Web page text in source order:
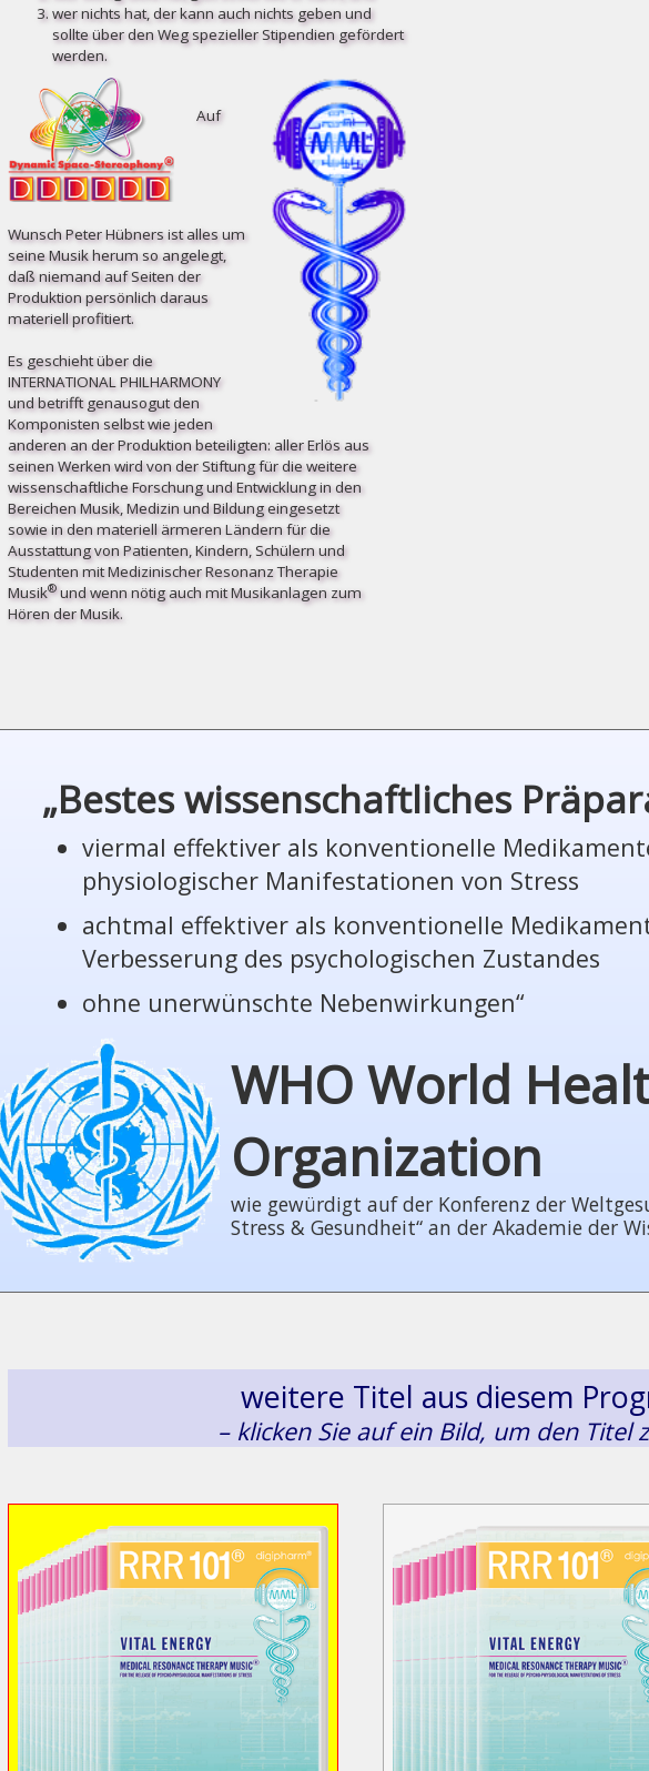
wer nichts hat, der kann auch nichts geben und
sollte über den Weg spezieller Stipendien gefördert
werden.
Auf
Wunsch Peter Hübners ist alles um
seine Musik herum so angelegt,
daß niemand auf Seiten der
Produktion persönlich daraus
materiell profitiert.
Es geschieht über die
INTERNATIONAL PHILHARMONY
und betrifft ge­nau­so­gut den
Komponisten selbst wie jeden
anderen an der Produktion beteiligten: aller Erlös aus
seinen Werken wird von der Stiftung für die weitere
wissenschaftliche Forschung und Entwicklung in den
Bereichen Musik, Medizin und Bildung eingesetzt
sowie in den materiell ärmeren Ländern für die
Ausstattung von Patienten, Kindern, Schülern und
Studenten mit Medizinischer Resonanz Therapie
Musik®und wenn nötig auch mit Musikanlagen zum
Hören der Musik.
„Bestes wissenschaftliches
viermal effektiver als konventionelle
phy­sio­lo­gi­scher Manifestationen von Stress
achtmal effektiver als konventionelle
Verbesserung des psychologischen Zustandes
ohne unerwünschte Nebenwirkungen“
WHO World
Organization
wie gewürdigt auf der Konferenz der
Stress & Gesundheit“ an der Akademie der
weitere Titel aus diesem
– klicken Sie auf ein Bild, um den Titel